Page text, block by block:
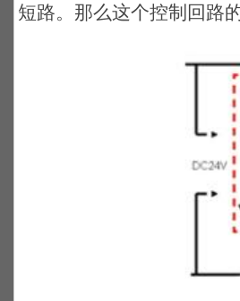
短路。那么这个控制回路